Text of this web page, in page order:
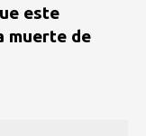
este
muerte de